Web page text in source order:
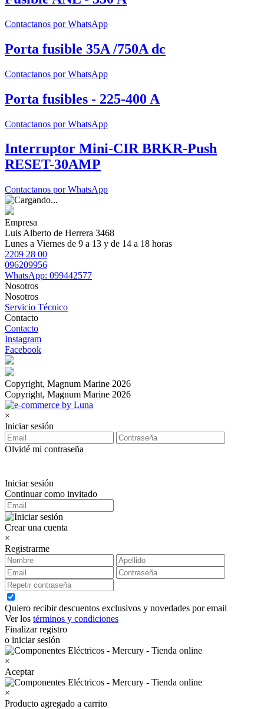
Contactanos por WhatsApp
Porta fusible 35A /750A dc
Contactanos por WhatsApp
Porta fusibles - 225-400 A
Contactanos por WhatsApp
Interruptor Mini-CIR BRKR-Push
RESET-30AMP
Contactanos por WhatsApp
Empresa
Luis Alberto de Herrera 3468
Lunes a Viernes de 9 a 13 y de 14 a 18 horas
2209 28 00
096209956
WhatsApp: 099442577
Nosotros
Nosotros
Servicio Técnico
Contacto
Contacto
Instagram
Facebook
Copyright, Magnum Marine 2026
Copyright, Magnum Marine 2026
×
Iniciar sesión
Olvidé mi contraseña
Iniciar sesión
Continuar como invitado
Crear una cuenta
×
Registrarme
Quiero recibir descuentos exclusivos y novedades por email
Ver los términos y condiciones
Finalizar registro
o iniciar sesión
×
Aceptar
×
Producto agregado a carrito